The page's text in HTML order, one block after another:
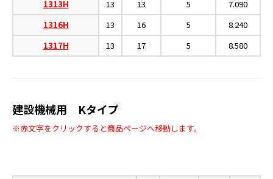
1313H
13 13 5
7.090
1316H
13 16 5
8.240
1317H
13 17 5 8.580
建設機械用 Kタイプ
※赤文字をクリックすると商品ページへ移動します。